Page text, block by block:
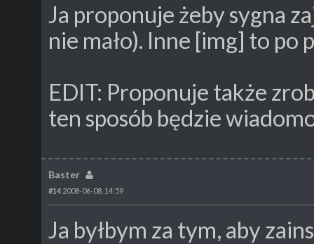
Ja proponuje żeby sygna
nie mało). Inne [img] to
EDIT: Proponuje także
ten sposób będzie
Baster
#14 2008-06-08, 14:59
Ja byłbym za tym, aby